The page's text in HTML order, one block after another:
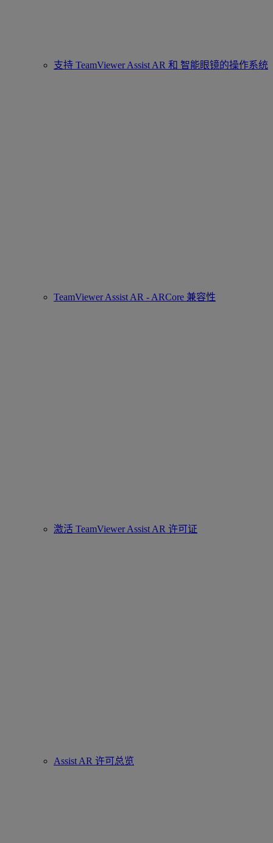
支持 TeamViewer Assist AR 和 智能眼镜的操作系统
TeamViewer Assist AR - ARCore 兼容性
激活 TeamViewer Assist AR 许可证
Assist AR 许可总览